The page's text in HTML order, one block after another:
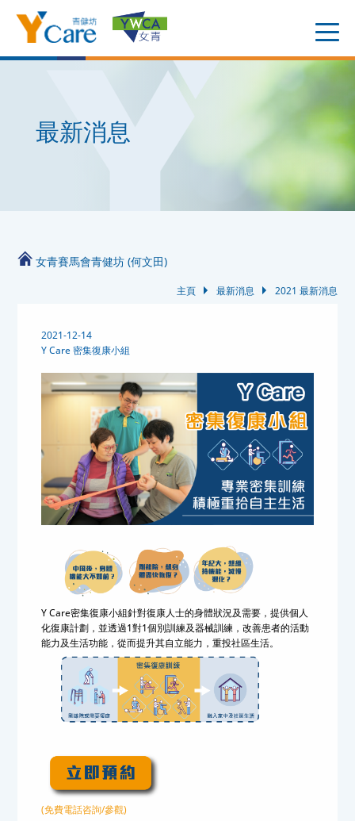
最新消息
女青賽馬會青健坊 (何文田)
主頁 最新消息 2021 最新消息
2021-12-14
Y Care 密集復康小組
Y Care密集復康小組針對復康人士的身體狀況及需要，提供個人
化復康計劃，並透過1對1個別訓練及器械訓練，改善患者的活動
能力及生活功能，從而提升其自立能力，重投社區生活。
(免費電話咨詢/參觀)